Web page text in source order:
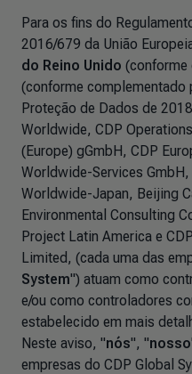
Para os fins do
2016/679 da União
do Reino Unido (conforme
(conforme complementado
Proteção de Dados de
Worldwide, CDP
(Europe) gGmbH, CDP
Worldwide-Services
Worldwide-Japan, Beijing
Environmental Consulting
Project Latin America e
Limited, (cada uma das
System") atuam como
e/ou como controladores
estabelecido em mais
Neste aviso, "nós", "nosso
empresas do CDP Global